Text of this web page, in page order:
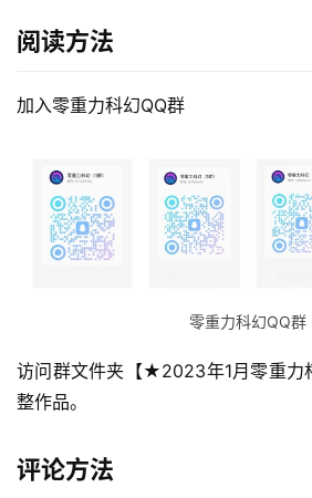
阅读方法
加入零重力科幻QQ群
零重力科幻QQ群
访问群文件夹【★2023年1月零重
整作品。
评论方法